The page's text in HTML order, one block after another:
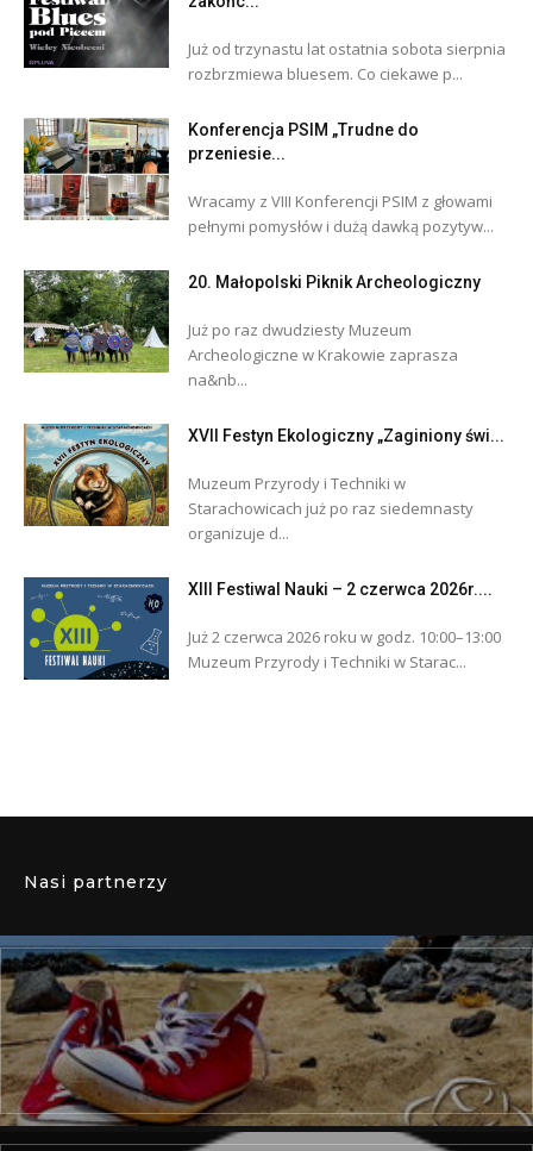
Już od trzynastu lat ostatnia sobota sierpnia
rozbrzmiewa bluesem. Co ciekawe p...
Konferencja PSIM „Trudne do
przeniesie...
Wracamy z VIII Konferencji PSIM z głowami
pełnymi pomysłów i dużą dawką pozytyw...
20. Małopolski Piknik Archeologiczny
Już po raz dwudziesty Muzeum
Archeologiczne w Krakowie zaprasza
na&nb...
XVII Festyn Ekologiczny „Zaginiony świ...
Muzeum Przyrody i Techniki w
Starachowicach już po raz siedemnasty
organizuje d...
XIII Festiwal Nauki – 2 czerwca 2026r....
Już 2 czerwca 2026 roku w godz. 10:00–13:00
Muzeum Przyrody i Techniki w Starac...
Nasi partnerzy